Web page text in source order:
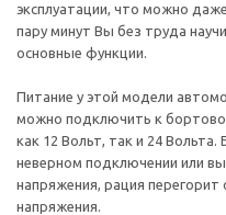
эксплуатации, что можно
пару минут Вы без труда
основные функции.
Питание у этой модели
можно подключить к
как 12 Вольт, так и 24
неверном подключении или
напряжения, рация
напряжения.